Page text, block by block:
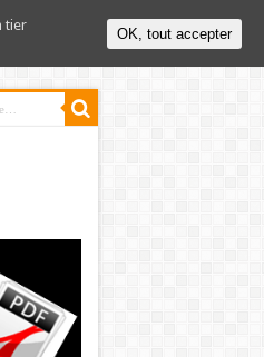
tier
OK, tout accepter